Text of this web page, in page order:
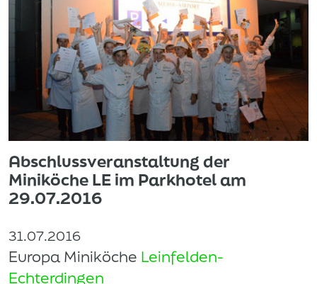
Abschlussveranstaltung der
Miniköche LE im Parkhotel am
29.07.2016
31.07.2016
Europa Miniköche Leinfelden-
Echterdingen